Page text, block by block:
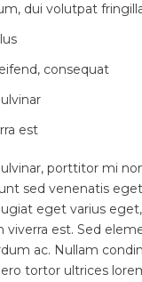
dui volutpat
consequat
est
porttitor mi
sed venenatis
eget varius
viverra est. Sed
ac. Nullam
tortor ultrices